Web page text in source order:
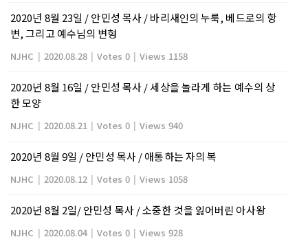
2020년 8월 23일 / 안민성 목사 / 바리새인의 누룩, 베드로의 항
변, 그리고 예수님의 변형
NJHC | 2020.08.28 | Votes 0 | Views 1158
2020년 8월 16일 / 안민성 목사 / 세상을 놀라게 하는 예수의 상
한 모양
NJHC | 2020.08.21 | Votes 0 | Views 940
2020년 8월 9일 / 안민성 목사 / 애통하는 자의 복
NJHC | 2020.08.12 | Votes 0 | Views 1058
2020년 8월 2일/ 안민성 목사 / 소중한 것을 잃어버린 아사왕
NJHC | 2020.08.04 | Votes 0 | Views 928